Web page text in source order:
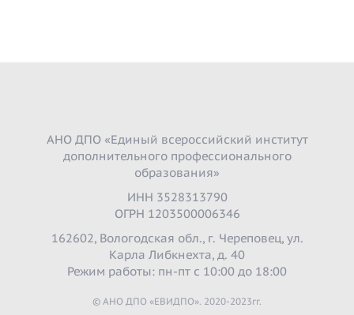
АНО ДПО «Единый всероссийский институт
дополнительного профессионального
образования»
ИНН 3528313790
ОГРН 1203500006346
162602, Вологодская обл., г. Череповец, ул.
Карла Либкнехта, д. 40
Режим работы: пн-пт с 10:00 до 18:00
© АНО ДПО «ЕВИДПО». 2020-2023гг.